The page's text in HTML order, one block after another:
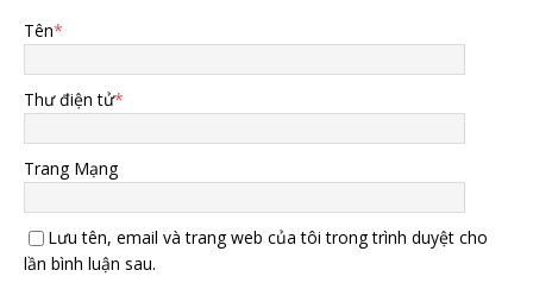
Tên*
Thư điện tử*
Trang Mạng
Lưu tên, email và trang web của tôi trong trình duyệt cho
lần bình luận sau.